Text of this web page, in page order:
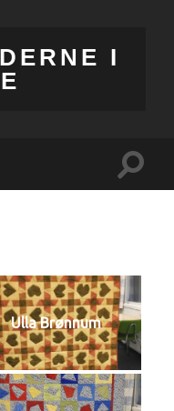
I
Toggle
Ulla Brønnum